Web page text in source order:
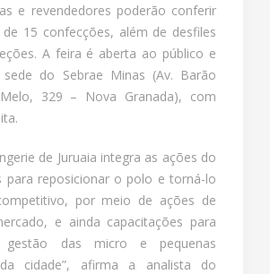
e revendedores poderão conferir
15 confecções, além de desfiles
A feira é aberta ao público e
do Sebrae Minas (Av. Barão
329 – Nova Granada), com
de Juruaia integra as ações do
para reposicionar o polo e torná-lo
por meio de ações de
e ainda capacitações para
das micro e pequenas
cidade”, afirma a analista do